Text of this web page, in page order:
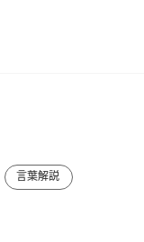
言葉解説